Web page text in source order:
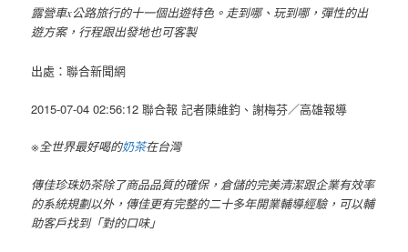
露營車x公路旅行的十一個出遊特色。走到哪、玩到哪，彈性的出
遊方案，行程跟出發地也可客製
出處：聯合新聞網
2015-07-04 02:56:12 聯合報 記者陳維鈞、謝梅芬／高雄報導
※全世界最好喝的奶茶在台灣
傳佳珍珠奶茶除了商品品質的確保，倉儲的完美清潔跟企業有效率
的系統規劃以外，傳佳更有完整的二十多年開業輔導經驗，可以輔
助客戶找到「對的口味」